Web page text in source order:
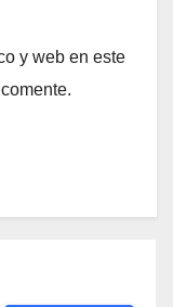
y web en este